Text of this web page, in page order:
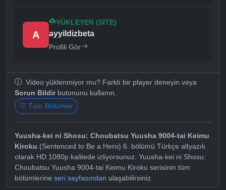
A
YÜKLEYEN (SITE)
ayyildizbeta
Profili Gör
Video yüklenmiyor mu? Farklı bir player deneyin veya
Sorun Bildirbutonunu kullanın.
Tüm Bölümler
Yuusha-kei ni Shosu: Choubatsu Yuusha 9004-tai Keimu
Kiroku (Sentenced to Be a Hero) 6. bölümü Türkçe altyazılı
olarak HD 1080p kalitede izliyorsunuz. Yuusha-kei ni Shosu:
Choubatsu Yuusha 9004-tai Keimu Kiroku serisinin tüm
bölümlerine seri sayfasından ulaşabilirsiniz.